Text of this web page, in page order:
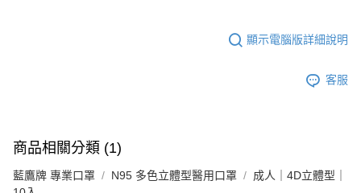
顯示電腦版詳細說明
客服
商品相關分類 (1)
藍鷹牌 專業口罩 N95 多色立體型醫用口罩
成人｜4D立體型｜